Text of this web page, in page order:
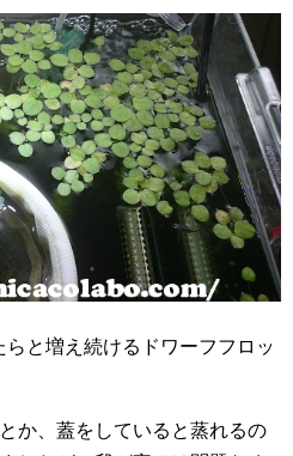
と増え続けるドワーフフロッ
か、蓋をしていると蒸れるの